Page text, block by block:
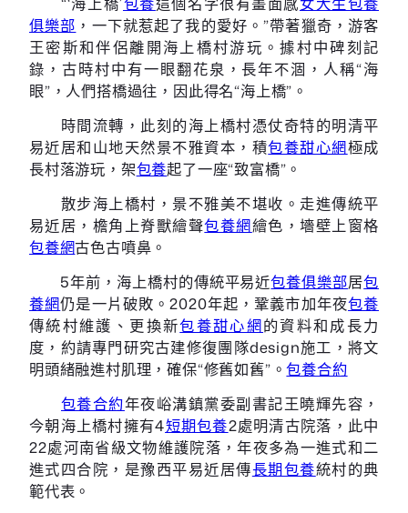
俱樂部 ，一下就惹起了我的愛好。”帶著獵奇，游客
王密斯和伴侶離開海上橋村游玩。據村中碑刻記
錄，古時村中有一眼翻花泉，長年不涸，人稱“海
眼”，人們搭橋過往，因此得名“海上橋”。
時間流轉，此刻的海上橋村憑仗奇特的明清平
易近居和山地天然景不雅資本，積包養甜心網極成
長村落游玩，架包養起了一座“致富橋”。
散步海上橋村，景不雅美不堪收。走進傳統平
易近居，檐角上脊獸繪聲包養網繪色，墻壁上窗格
包養網古色古噴鼻。
5年前，海上橋村的傳統平易近包養俱樂部居包
養網仍是一片破敗。2020年起，鞏義市加年夜包養
傳統村維護、更換新包養甜心網的資料和成長力
度，約請專門研究古建修復團隊design施工，將文
明頭緒融進村肌理，確保“修舊如舊”。包養合約
包養合約年夜峪溝鎮黨委副書記王曉輝先容，
今朝海上橋村擁有4短期包養2處明清古院落，此中
22處河南省級文物維護院落，年夜多為一進式和二
進式四合院，是豫西平易近居傳長期包養統村的典
範代表。